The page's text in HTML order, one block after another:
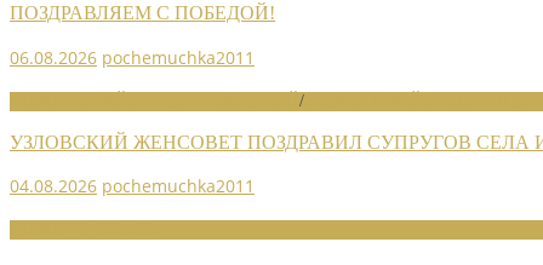
ПОЗДРАВЛЯЕМ С ПОБЕДОЙ!
06.08.2026 pochemuchka2011
/
УЗЛОВСКИЙ ЖЕНСОВЕТ ПОЗДРАВИЛ СУПРУГОВ СЕЛА
04.08.2026 pochemuchka2011